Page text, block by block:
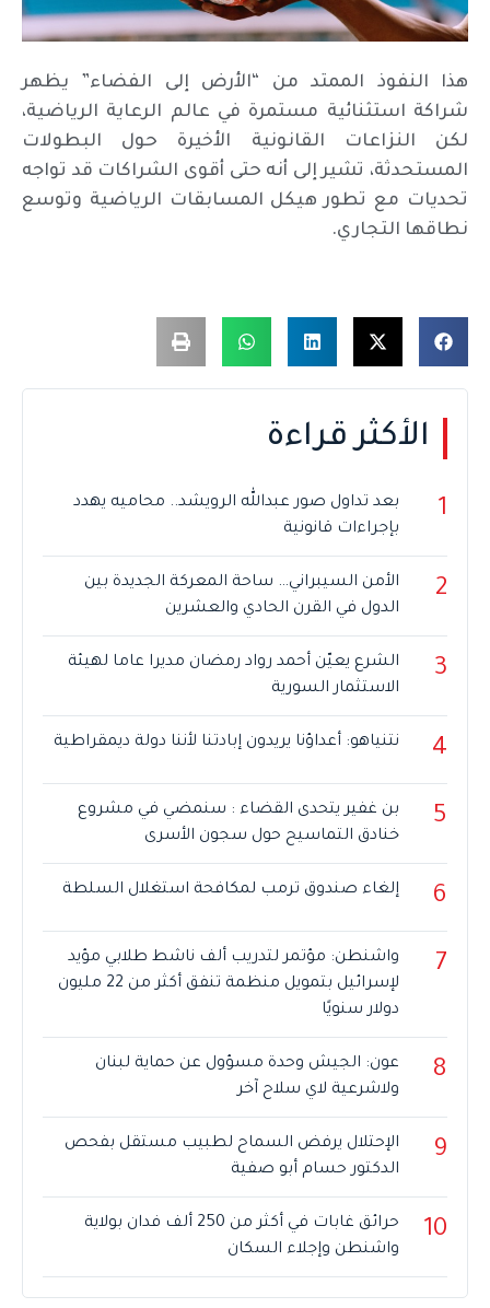
هذا النفوذ الممتد من “الأرض إلى الفضاء” يظهر
شراكة استثنائية مستمرة في عالم الرعاية الرياضية،
لكن النزاعات القانونية الأخيرة حول البطولات
المستحدثة، تشير إلى أنه حتى أقوى الشراكات قد تواجه
تحديات مع تطور هيكل المسابقات الرياضية وتوسع
نطاقها التجاري.
الأكثر قراءة
1
بعد تداول صور عبدالله الرويشد.. محاميه يهدد
بإجراءات قانونية
2
الأمن السيبراني… ساحة المعركة الجديدة بين
الدول في القرن الحادي والعشرين
3
الشرع يعيّن أحمد رواد رمضان مديرا عاما لهيئة
الاستثمار السورية
4 نتنياهو: أعداؤنا يريدون إبادتنا لأننا دولة ديمقراطية
5
بن غفير يتحدى القضاء : سنمضي في مشروع
خنادق التماسيح حول سجون الأسرى
6 إلغاء صندوق ترمب لمكافحة استغلال السلطة
7
واشنطن: مؤتمر لتدريب ألف ناشط طلابي مؤيد
لإسرائيل بتمويل منظمة تنفق أكثر من 22 مليون
دولار سنويًا
8
عون: الجيش وحدة مسؤول عن حماية لبنان
ولاشرعية لاي سلاح آخر
9
الإحتلال يرفض السماح لطبيب مستقل بفحص
الدكتور حسام أبو صفية
10
حرائق غابات في أكثر من 250 ألف فدان بولاية
واشنطن وإجلاء السكان